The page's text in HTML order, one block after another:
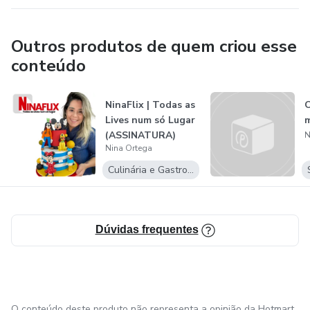
Outros produtos de quem criou esse
conteúdo
NinaFlix | Todas as
Lives num só Lugar
(ASSINATURA)
Nina Ortega
Culinária e Gastronomia
Dúvidas frequentes